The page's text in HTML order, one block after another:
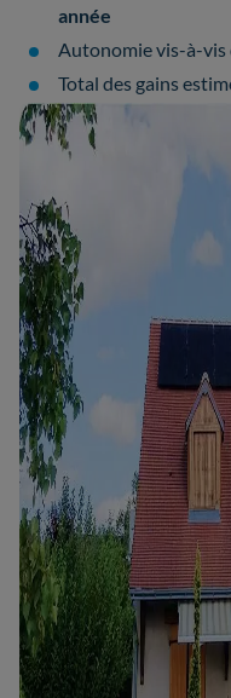
année
Autonomie vis-à-vis
Total des gains